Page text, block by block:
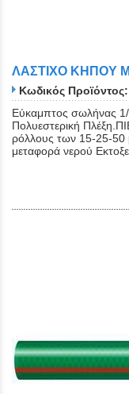
ΛΑΣΤΙΧΟ ΚΗΠΟΥ
Κωδικός Προϊόντος:
Εύκαμπτος σωλήνας
Πολυεστερική
ρόλλους των 15-25-
μεταφορά νερού